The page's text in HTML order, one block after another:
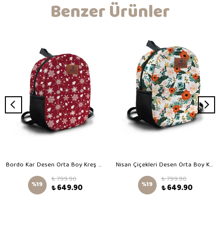
Benzer Ürünler
Bordo Kar Desen Orta Boy Kreş Çantası
%19 ₺ 799.90
₺ 649.90
Nisan Çiçekleri Desen Orta Boy Kreş Çantası
%19 ₺ 799.90
₺ 649.90